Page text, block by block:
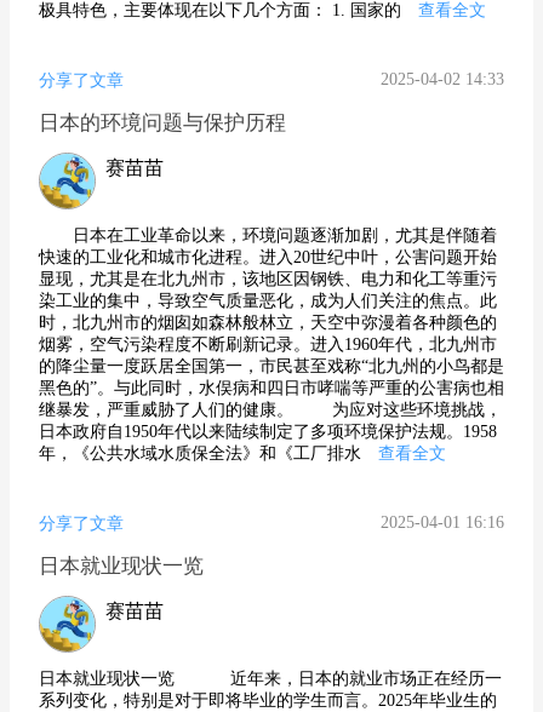
极具特色，主要体现在以下几个方面： 1. 国家的
查看全文
分享了文章 2025-04-02 14:33
日本的环境问题与保护历程
赛苗苗
日本在工业革命以来，环境问题逐渐加剧，尤其是伴随着
快速的工业化和城市化进程。进入20世纪中叶，公害问题开始
显现，尤其是在北九州市，该地区因钢铁、电力和化工等重污
染工业的集中，导致空气质量恶化，成为人们关注的焦点。此
时，北九州市的烟囱如森林般林立，天空中弥漫着各种颜色的
烟雾，空气污染程度不断刷新记录。进入1960年代，北九州市
的降尘量一度跃居全国第一，市民甚至戏称“北九州的小鸟都是
黑色的”。与此同时，水俣病和四日市哮喘等严重的公害病也相
继暴发，严重威胁了人们的健康。 为应对这些环境挑战，
日本政府自1950年代以来陆续制定了多项环境保护法规。1958
年，《公共水域水质保全法》和《工厂排水
查看全文
分享了文章 2025-04-01 16:16
日本就业现状一览
赛苗苗
日本就业现状一览 近年来，日本的就业市场正在经历一
系列变化，特别是对于即将毕业的学生而言。2025年毕业生的